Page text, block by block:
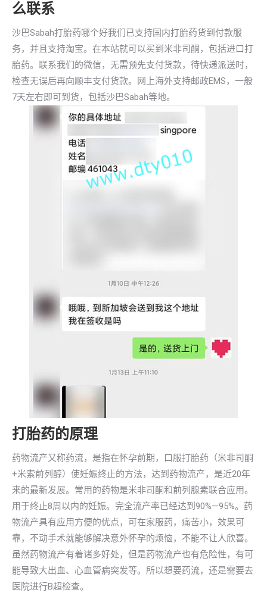
么联系
沙巴Sabah打胎药哪个好我们已支持国内打胎药货到付款服
务，并且支持淘宝。在本站就可以买到米非司酮，包括进口打
胎药。联系我们的微信，无需预先支付货款，待快递派送时，
检查无误后再向顺丰支付货款。网上海外支持邮政EMS，一般
7天左右即可到货，包括沙巴Sabah等地。
打胎药的原理
药物流产又称药流，是指在怀孕前期，口服打胎药（米非司酮
+米索前列醇）使妊娠终止的方法，达到药物流产，是近20年
来的最新发展。常用的药物是米非司酮和前列腺素联合应用。
用于终止8周以内的妊娠。完全流产率已经达到90%—95%。药
物流产具有应用方便的优点，可在家服药，痛苦小，效果可
靠，不动手术就能够解决意外怀孕的烦恼，不能不让人欣喜。
虽然药物流产有着诸多好处，但是药物流产也有危险性，有可
能导致大出血、心血管病突发等。所以想要药流，还是需要去
医院进行B超检查。